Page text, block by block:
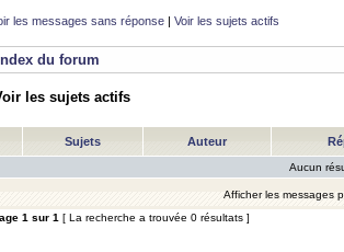
les messages sans réponse | Voir les sujets actifs
Index du forum
les sujets actifs
Sujets Auteur
Aucun
Afficher les messages
1 sur 1 [ La recherche a trouvée 0 résultats ]